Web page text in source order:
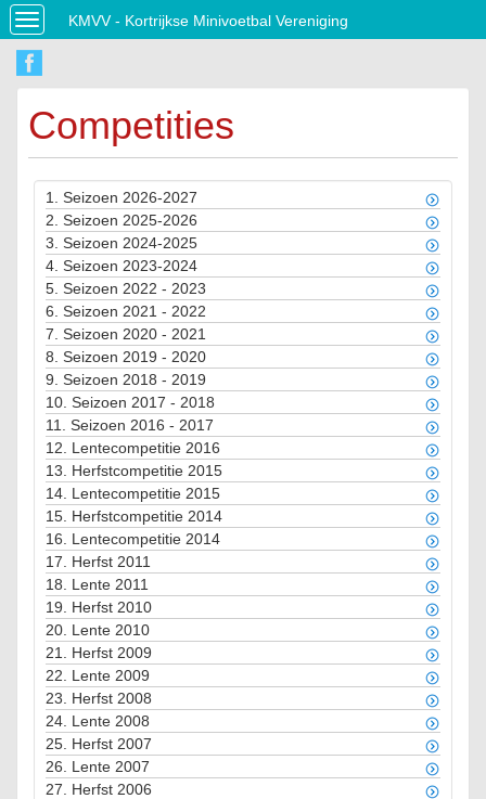
Toggle
navigation
KMVV - Kortrijkse Minivoetbal Vereniging
Competities
1. Seizoen 2026-2027
2. Seizoen 2025-2026
3. Seizoen 2024-2025
4. Seizoen 2023-2024
5. Seizoen 2022 - 2023
6. Seizoen 2021 - 2022
7. Seizoen 2020 - 2021
8. Seizoen 2019 - 2020
9. Seizoen 2018 - 2019
10. Seizoen 2017 - 2018
11. Seizoen 2016 - 2017
12. Lentecompetitie 2016
13. Herfstcompetitie 2015
14. Lentecompetitie 2015
15. Herfstcompetitie 2014
16. Lentecompetitie 2014
17. Herfst 2011
18. Lente 2011
19. Herfst 2010
20. Lente 2010
21. Herfst 2009
22. Lente 2009
23. Herfst 2008
24. Lente 2008
25. Herfst 2007
26. Lente 2007
27. Herfst 2006